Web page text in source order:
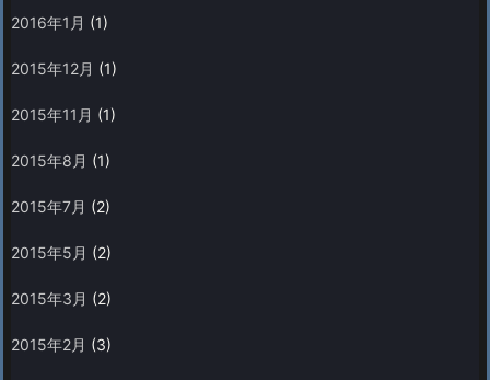
2016年1月 (1)
2015年12月 (1)
2015年11月 (1)
2015年8月 (1)
2015年7月 (2)
2015年5月 (2)
2015年3月 (2)
2015年2月 (3)